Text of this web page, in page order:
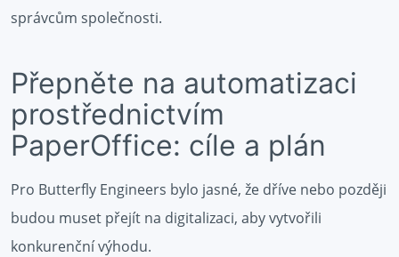
správcům společnosti.
Přepněte na automatizaci
prostřednictvím
PaperOffice: cíle a plán
Pro Butterfly Engineers bylo jasné, že dříve nebo později
budou muset přejít na digitalizaci, aby vytvořili
konkurenční výhodu.